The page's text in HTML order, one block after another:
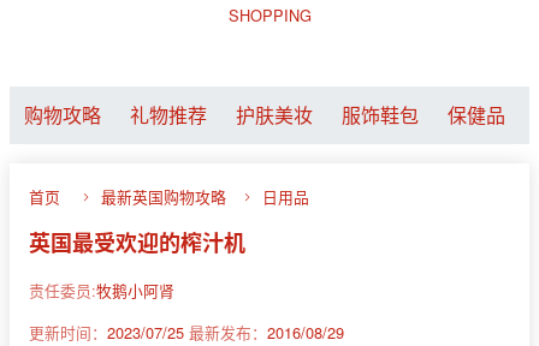
SHOPPING
购物攻略 礼物推荐 护肤美妆 服饰鞋包 保健品
首页 最新英国购物攻略 日用品
英国最受欢迎的榨汁机
责任委员:牧鹅小阿肾
更新时间： 2023/07/25 最新发布： 2016/08/29